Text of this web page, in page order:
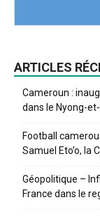
ARTICLES
Cameroun :
dans le Nyong-
Football
Samuel Eto’o, la
Géopolitique –
France dans le